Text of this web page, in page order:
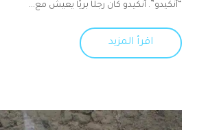
“أنكيدو”. أنكيدو كان رجلًا بريًا يعيش مع...
اقرأ المزيد